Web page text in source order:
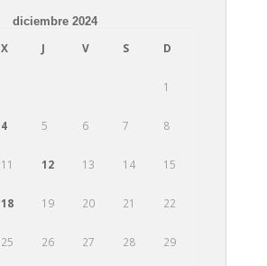
diciembre 2024
X J V S D
1
4 5 6 7 8
11 12 13 14 15
18 19 20 21 22
25 26 27 28 29